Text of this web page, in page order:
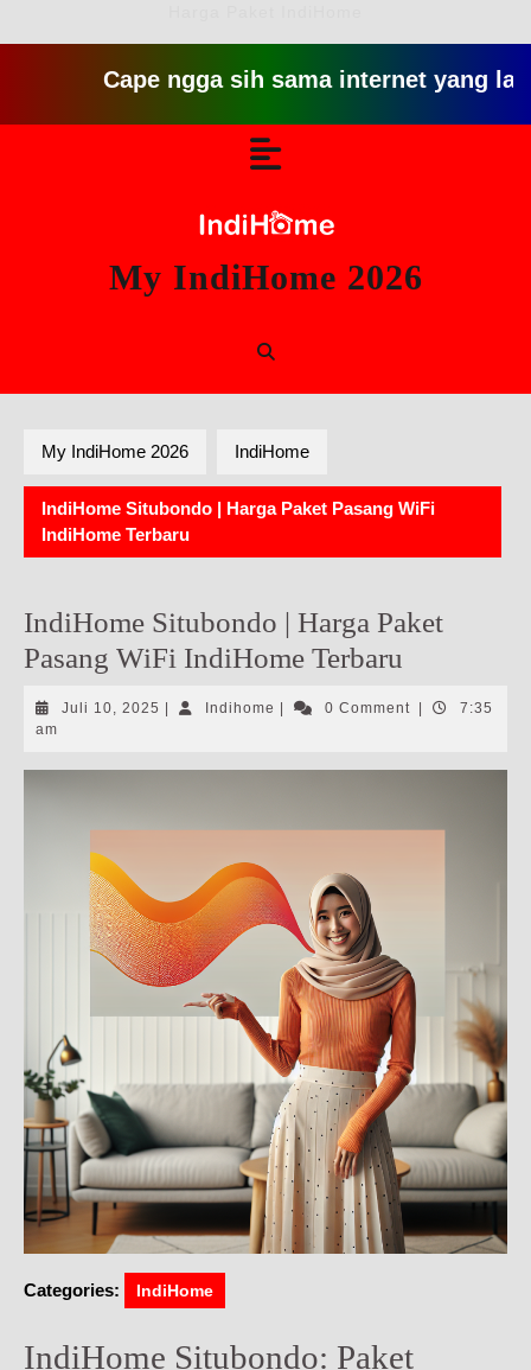
Cape ngga sih sama internet yang
My IndiHome 2026
My IndiHome 2026 IndiHome
IndiHome Situbondo | Harga Paket Pasang WiFi
IndiHome Terbaru
IndiHome Situbondo | Harga Paket
Pasang WiFi IndiHome Terbaru
Juli 10, 2025 Juli
Indihome Indihome0 Comment
7:35
am
Categories: IndiHome
IndiHome Situbondo: Paket